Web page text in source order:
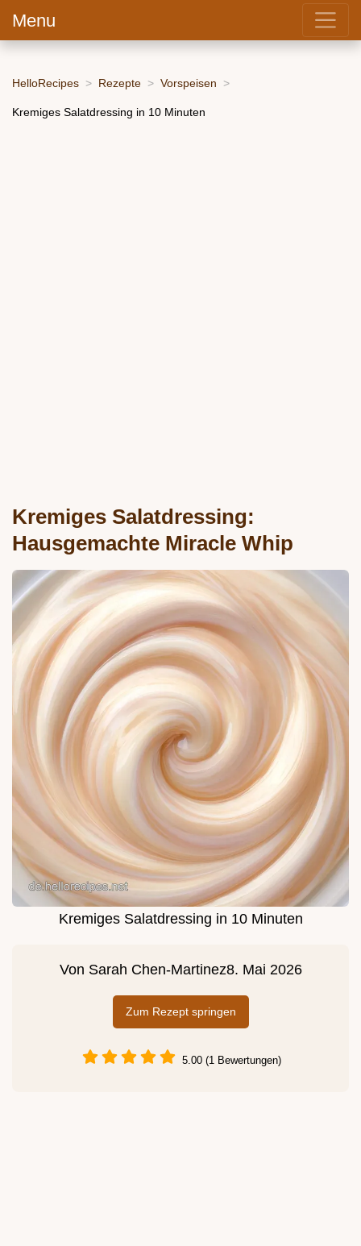
Menu
HelloRecipes Rezepte Vorspeisen
Kremiges Salatdressing in 10 Minuten
Kremiges Salatdressing:
Hausgemachte Miracle Whip
Kremiges Salatdressing in 10 Minuten
Von Sarah Chen-Martinez8. Mai 2026
Zum Rezept springen
5.00 (1 Bewertungen)